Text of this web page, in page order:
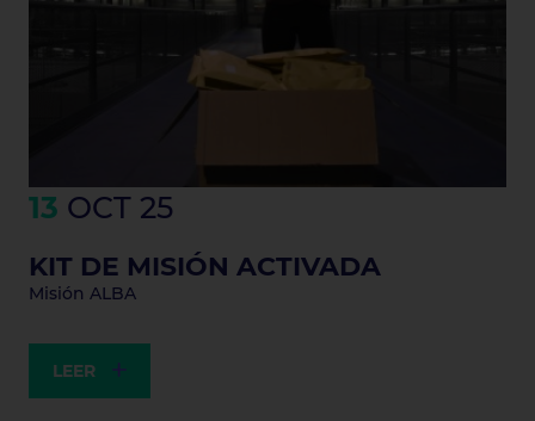
13 OCT 25
KIT DE MISIÓN ACTIVADA
Misión ALBA
LEER